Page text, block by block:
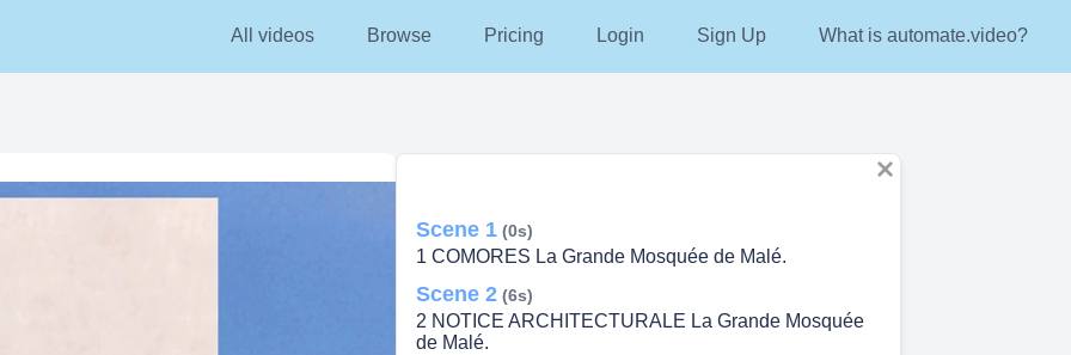
All videos Browse Pricing Login Sign Up What is automate.video?
Scene 1 (0s)
1 COMORES La Grande Mosquée de Malé.
Scene 2 (6s)
2 NOTICE ARCHITECTURALE La Grande Mosquée
de Malé.